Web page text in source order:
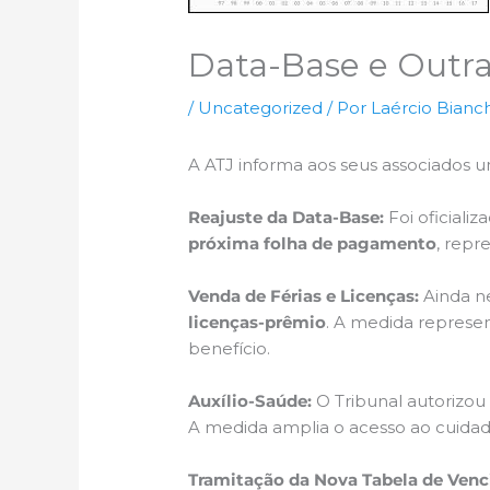
Data-Base e
/ Uncategorized / Por Laércio
A ATJ informa aos seus associados
Reajuste da Data-Base: Foi
próxima folha de pagamento,
Venda de Férias e Licenças: Ainda
licenças-prêmio. A medida
benefício.
Auxílio-Saúde: O Tribunal autorizou
A medida amplia o acesso ao
Tramitação da Nova Tabela de